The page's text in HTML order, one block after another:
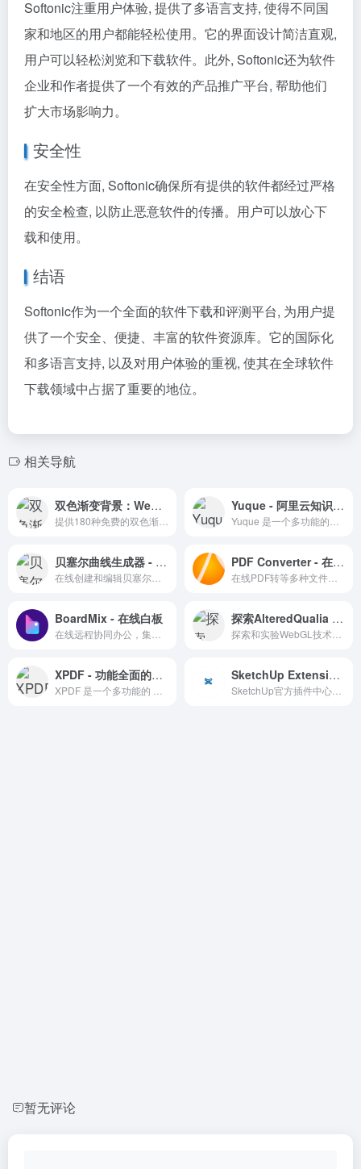
Softonic注重用户体验, 提供了多语言支持, 使得不同国
家和地区的用户都能轻松使用。它的界面设计简洁直观,
用户可以轻松浏览和下载软件。此外, Softonic还为软件
企业和作者提供了一个有效的产品推广平台, 帮助他们
扩大市场影响力。
安全性
在安全性方面, Softonic确保所有提供的软件都经过严格
的安全检查, 以防止恶意软件的传播。用户可以放心下
载和使用。
结语
Softonic作为一个全面的软件下载和评测平台, 为用户提
供了一个安全、便捷、丰富的软件资源库。它的国际化
和多语言支持, 以及对用户体验的重视, 使其在全球软件
下载领域中占据了重要的地位。
相关导航
双色渐变背景：WebGradients 的色彩灵感 Yuque - 阿里云知识管理的利器
贝塞尔曲线生成器 - 探索数学与设计之美 PDF Converter - 在线PDF转换器
BoardMix - 在线白板 探索AlteredQualia - 互动式WebGL实验
XPDF - 功能全面的PDF处理工具 SketchUp Extension Warehouse
暂无评论